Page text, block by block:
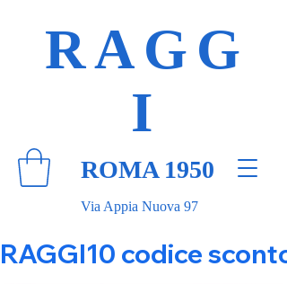
Via Appia Nuova 97
RAGG
I
ROMA 1950
RAGGI10 codice